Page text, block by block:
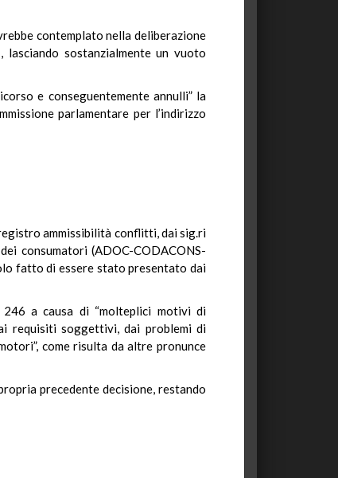
contemplato nella deliberazione
sostanzialmente un vuoto
e conseguentemente annulli” la
parlamentare per l’indirizzo
ammissibilità conflitti, dai sig.ri
consumatori (ADOC-CODACONS-
fatto di essere stato presentato dai
a causa di “molteplici motivi di
requisiti soggettivi, dai problemi di
come risulta da altre pronunce
precedente decisione, restando